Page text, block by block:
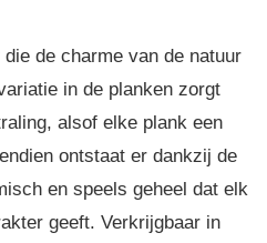
de charme van de natuur
in de planken zorgt
alsof elke plank een
ontstaat er dankzij de
en speels geheel dat elk
geeft. Verkrijgbaar in